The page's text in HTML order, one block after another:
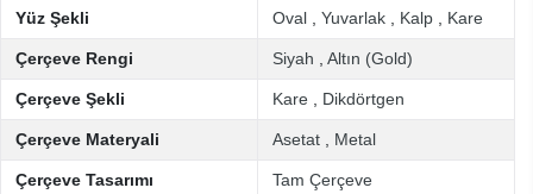
Yüz Şekli Oval Yuvarlak Kalp Kare
Çerçeve Rengi Siyah Altın (Gold)
Çerçeve Şekli Kare Dikdörtgen
Çerçeve Materyali Asetat Metal
Çerçeve Tasarımı Tam Çerçeve